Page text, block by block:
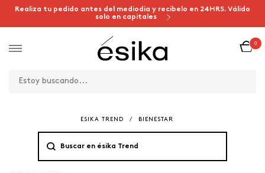
Realiza tu pedido antes del mediodía y recíbelo en 24HRS. Válido
solo en capitales
0
ESIKA TREND / BIENESTAR